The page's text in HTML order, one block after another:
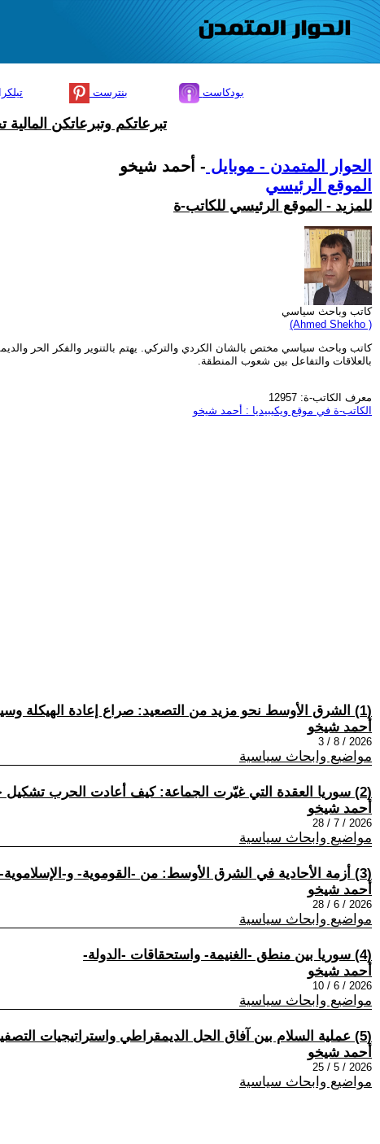
بنترست بودكاست
تبرعاتكم وتبرعاتكن
الحوار المتمدن - موبايل - أحمد شيخو
الموقع الرئيسي
للمزيد - الموقع الرئيسي للكاتب-ة
كاتب وباحث سياسي
(Ahmed Shekho )
كاتب وباحث سياسي مختص بالشان الكردي والتركي. يهتم بالتنوير والفكر الحر
بالعلاقات والتفاعل بين شعوب المنطقة.
معرف الكاتب-ة: 12957
الكاتب-ة في موقع ويكيبيديا : أحمد شيخو
(1) الشرق الأوسط نحو مزيد من التصعيد: صراع إعادة الهيكلة وسيناريوهات التحول الإقليمي
أحمد شيخو
2026 / 8 / 3
مواضيع وابحاث سياسية
(2) سوريا العقدة التي غيّرت الجماعة: كيف أعادت الحرب تشكيل حضور الإخوان ونفوذهم الإقليمي؟
أحمد شيخو
2026 / 7 / 28
مواضيع وابحاث سياسية
(3) أزمة الأحادية في الشرق الأوسط: من -القوموية- و-الإسلاموية- نحو بديل ديمقراطي تشاركي
أحمد شيخو
2026 / 6 / 28
مواضيع وابحاث سياسية
(4) سوريا بين منطق -الغنيمة- واستحقاقات -الدولة-
أحمد شيخو
2026 / 6 / 10
مواضيع وابحاث سياسية
(5) عملية السلام بين آفاق الحل الديمقراطي واستراتيجيات التصفية
أحمد شيخو
2026 / 5 / 25
مواضيع وابحاث سياسية